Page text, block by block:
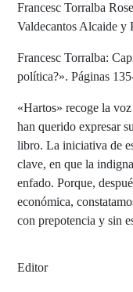
Francesc Torralba
Valdecantos Alcaide y
Francesc Torralba:
política?». Páginas
«Hartos» recoge la
han querido expresar
libro. La iniciativa de
clave, en que la
enfado. Porque,
económica,
con prepotencia y sin
Editor